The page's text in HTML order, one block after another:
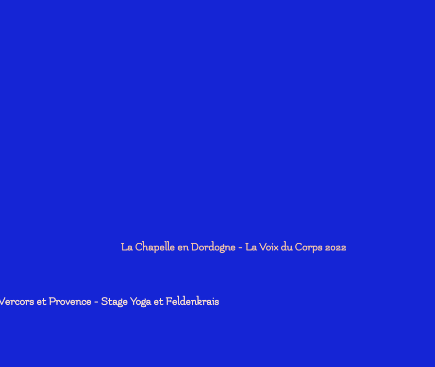
La Chapelle en Dordogne - La Voix du Corps 2022
et Provence - Stage Yoga et Feldenkrais